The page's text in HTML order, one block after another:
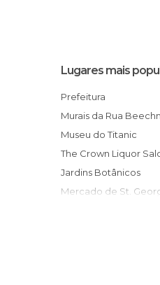
Lugares mais
Prefeitura
Murais da Rua
Museu do Titanic
The Crown Liquor
Jardins Botânicos
Mercado de St.